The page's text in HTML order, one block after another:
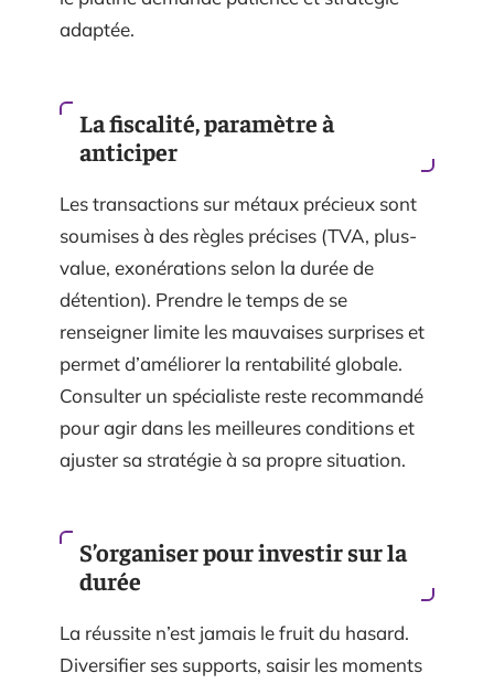
adaptée.
La fiscalité, paramètre à
anticiper
Les transactions sur métaux précieux sont
soumises à des règles précises (TVA, plus-
value, exonérations selon la durée de
détention). Prendre le temps de se
renseigner limite les mauvaises surprises et
permet d’améliorer la rentabilité globale.
Consulter un spécialiste reste recommandé
pour agir dans les meilleures conditions et
ajuster sa stratégie à sa propre situation.
S’organiser pour investir sur la
durée
La réussite n’est jamais le fruit du hasard.
Diversifier ses supports, saisir les moments